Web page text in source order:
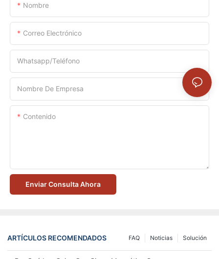
Nombre
Correo Electrónico
Whatsapp/Teléfono
Nombre De Empresa
Contenido
Enviar Consulta Ahora
ARTÍCULOS RECOMENDADOS Solución
Noticias
FAQ